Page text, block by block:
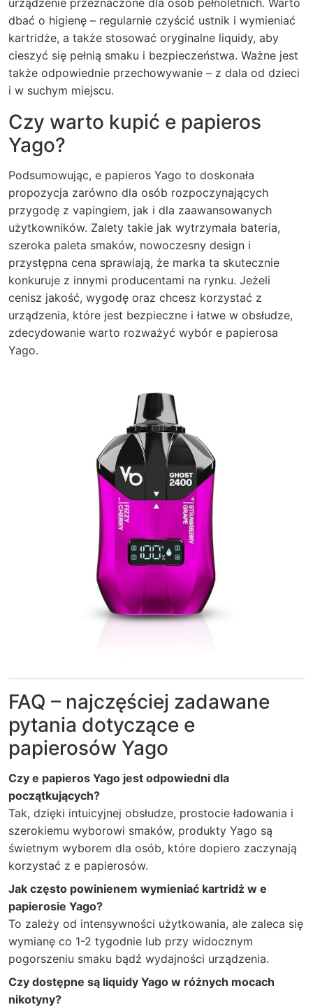
dbać o higienę – regularnie czyścić ustnik i wymieniać
kartridże, a także stosować oryginalne liquidy, aby
cieszyć się pełnią smaku i bezpieczeństwa. Ważne jest
także odpowiednie przechowywanie – z dala od dzieci
i w suchym miejscu.
Czy warto kupić e papieros
Yago?
Podsumowując, e papieros Yago to doskonała
propozycja zarówno dla osób rozpoczynających
przygodę z vapingiem, jak i dla zaawansowanych
użytkowników. Zalety takie jak wytrzymała bateria,
szeroka paleta smaków, nowoczesny design i
przystępna cena sprawiają, że marka ta skutecznie
konkuruje z innymi producentami na rynku. Jeżeli
cenisz jakość, wygodę oraz chcesz korzystać z
urządzenia, które jest bezpieczne i łatwe w obsłudze,
zdecydowanie warto rozważyć wybór e papierosa
Yago.
FAQ – najczęściej zadawane
pytania dotyczące e
papierosów Yago
Czy e papieros Yago jest odpowiedni dla
początkujących?
Tak, dzięki intuicyjnej obsłudze, prostocie ładowania i
szerokiemu wyborowi smaków, produkty Yago są
świetnym wyborem dla osób, które dopiero zaczynają
korzystać z e papierosów.
Jak często powinienem wymieniać kartridż w e
papierosie Yago?
To zależy od intensywności użytkowania, ale zaleca się
wymianę co 1-2 tygodnie lub przy widocznym
pogorszeniu smaku bądź wydajności urządzenia.
Czy dostępne są liquidy Yago w różnych mocach
nikotyny?